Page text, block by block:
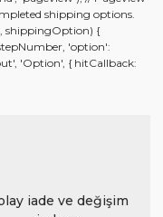
shipping options.
shippingOption) {
'option':
'Option', { hitCallback:
iade ve değişim